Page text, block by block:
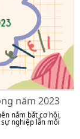
năm 2023
nắm bắt cơ hội,
nghiệp lẫn mối